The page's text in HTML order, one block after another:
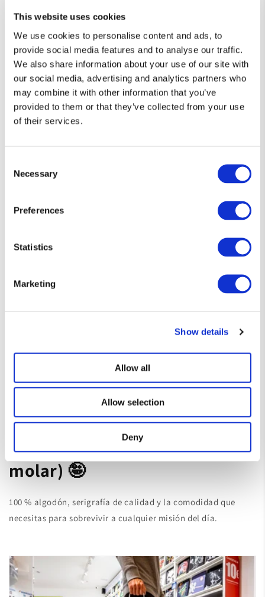
This website uses cookies
We use cookies to personalise content and ads, to
provide social media features and to analyse our traffic.
We also share information about your use of our site with
our social media, advertising and analytics partners who
may combine it with other information that you’ve
provided to them or that they’ve collected from your use
of their services.
Selection
Necessary
Preferences
Statistics
Marketing
Show details
Allow all
Allow selection
Deny
Diseños que hablan por ti 👕
forma de expresarte.
Hechas para durar (y para
molar) 🤪
100 % algodón, serigrafía de calidad y la comodidad que
necesitas para sobrevivir a cualquier misión del día.